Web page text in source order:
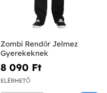
Zombi Rendőr Jelmez
Gyerekeknek
8 090 Ft‎
ELÉRHETŐ